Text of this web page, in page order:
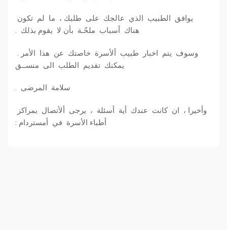
يوافق الطبيب الذي عالجك على طلبك ، ما لم تكون
هناك أسباب ملحّـة بأن لا يقوم بذلك .
وسوف يتم اخبار طبيب ألأسرة خاصتك عن هذا الأمر .
يمكنك تقديم الطلب الى منســق
سلامة المرضى .
وأخيرا ، ان كانت عندك أية أسئلة ، يرجى ألأتصال بمراكز
أطباء الأسرة في أمستردام :